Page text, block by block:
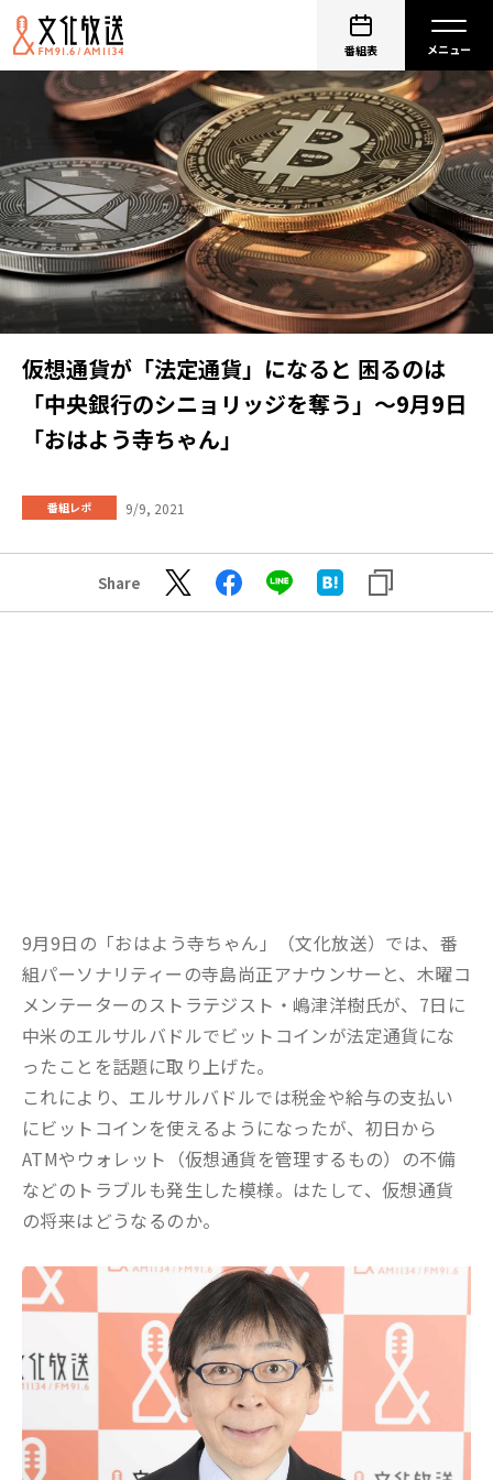
番組表
仮想通貨が「法定通貨」になると 困るのは
「中央銀行のシニョリッジを奪う」～9月9日
「おはよう寺ちゃん」
番組レポ 9/9, 2021
Share
9月9日の「おはよう寺ちゃん」（文化放送）では、番
組パーソナリティーの寺島尚正アナウンサーと、木曜コ
メンテーターのストラテジスト・嶋津洋樹氏が、7日に
中米のエルサルバドルでビットコインが法定通貨にな
ったことを話題に取り上げた。
これにより、エルサルバドルでは税金や給与の支払い
にビットコインを使えるようになったが、初日から
ATMやウォレット（仮想通貨を管理するもの）の不備
などのトラブルも発生した模様。はたして、仮想通貨
の将来はどうなるのか。